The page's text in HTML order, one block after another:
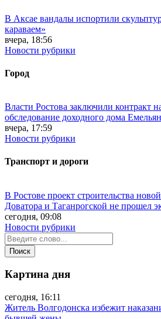
В Аксае вандалы испортили
караваем»
вчера, 18:56
Новости рубрики
Город
Власти Ростова заключили контракт
обследование доходного дома
вчера, 17:59
Новости рубрики
Транспорт и дороги
В Ростове проект строительства
Доватора и Таганрогской не прошел
сегодня, 09:08
Новости рубрики
Картина дня
сегодня, 16:11
Житель Волгодонска избежит